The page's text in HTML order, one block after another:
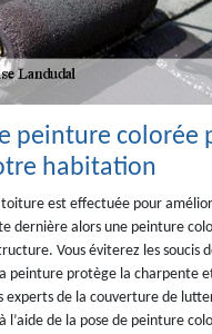
peinture colorée
habitation
toiture est effectuée pour
dernière alors une peinture
Vous éviterez les soucis
peinture protège la charpente
experts de la couverture de
l’aide de la pose de peinture